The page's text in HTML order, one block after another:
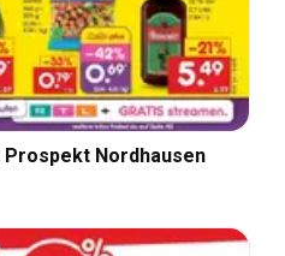
Nordhausen